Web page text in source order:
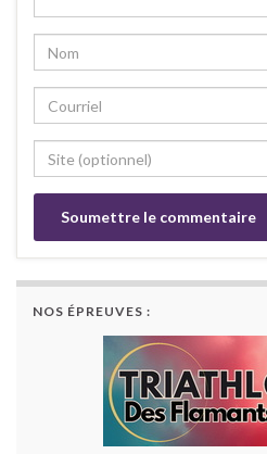
NOS ÉPREUVES :